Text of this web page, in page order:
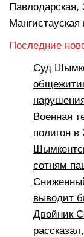
Павлодарская,
Мангистауская
Последние
Суд
Военная
полигон
сотням
выводит
Двойник